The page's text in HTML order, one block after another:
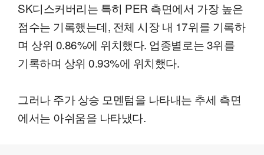
SK디스커버리는 특히 PER 측면에서 가장 높은
점수는 기록했는데, 전체 시장 내 17위를 기록하
며 상위 0.86%에 위치했다. 업종별로는 3위를
기록하며 상위 0.93%에 위치했다.
그러나 주가 상승 모멘텀을 나타내는 추세 측면
에서는 아쉬움을 나타냈다.